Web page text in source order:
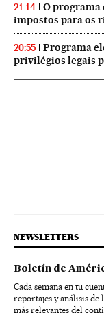
21:14
O programa
impostos para os
20:55
Programa
privilégios legais
NEWSLETTERS
Boletín de
Cada semana en tu
reportajes y análisis de
más relevantes del